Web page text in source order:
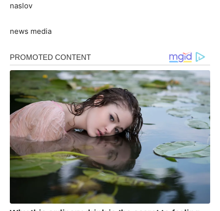
naslov
news media